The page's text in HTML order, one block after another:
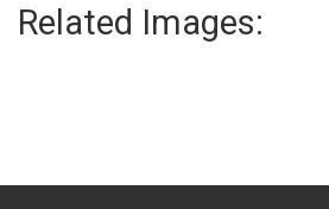
Related Images: